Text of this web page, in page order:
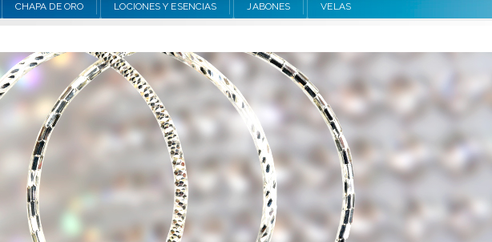
CHAPA DE ORO LOCIONES Y ESENCIAS JABONES VELAS